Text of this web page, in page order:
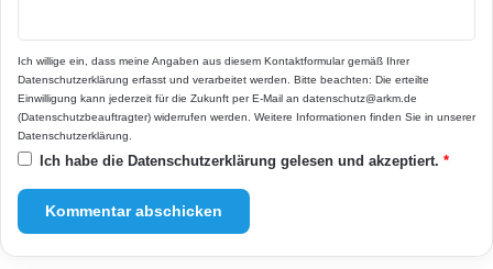
Ich willige ein, dass meine Angaben aus diesem Kontaktformular gemäß Ihrer
Datenschutzerklärung erfasst und verarbeitet werden. Bitte beachten: Die erteilte
Einwilligung kann jederzeit für die Zukunft per E-Mail an datenschutz@arkm.de
(Datenschutzbeauftragter) widerrufen werden. Weitere Informationen finden Sie in unserer
Datenschutzerklärung
Ich habe die Datenschutzerklärung gelesen und akzeptiert. *